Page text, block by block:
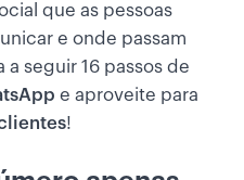
que as pessoas
e onde passam
a seguir 16 passos de
e aproveite para
!